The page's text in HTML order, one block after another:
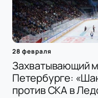
28 февраля
Захватывающий
Петербурге:
против СКА в